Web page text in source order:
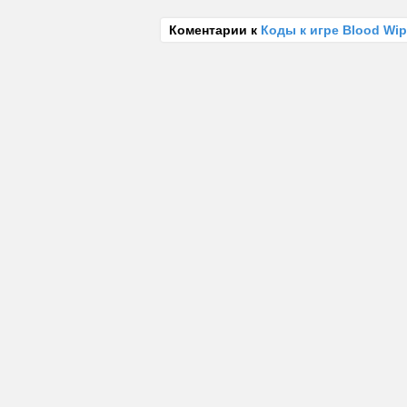
Коментарии к Коды к игре Blood